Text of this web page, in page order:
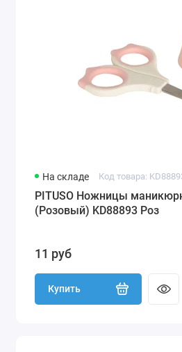
На складе Код товара:
PITUSO Ножницы
(Розовый) KD88893 Роз
11 руб
Купить